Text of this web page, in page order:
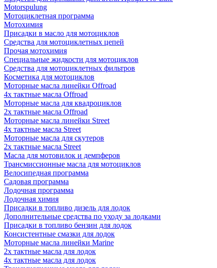
Motorspulung
Мотоциклетная программа
Мотохимия
Присадки в масло для мотоциклов
Средства для мотоциклетных цепей
Прочая мотохимия
Специальные жидкости для мотоциклов
Средства для мотоциклетных фильтров
Косметика для мотоциклов
Моторные масла линейки Offroad
4х тактные масла Offroad
Моторные масла для квадроциклов
2х тактные масла Offroad
Моторные масла линейки Street
4х тактные масла Street
Моторные масла для скутеров
2х тактные масла Street
Масла для мотовилок и демпферов
Трансмиссионные масла для мотоциклов
Велосипедная программа
Садовая программа
Лодочная программа
Лодочная химия
Присадки в топливо дизель для лодок
Дополнительные средства по уходу за лодками
Присадки в топливо бензин для лодок
Консистентные смазки для лодок
Моторные масла линейки Marine
2х тактные масла для лодок
4х тактные масла для лодок